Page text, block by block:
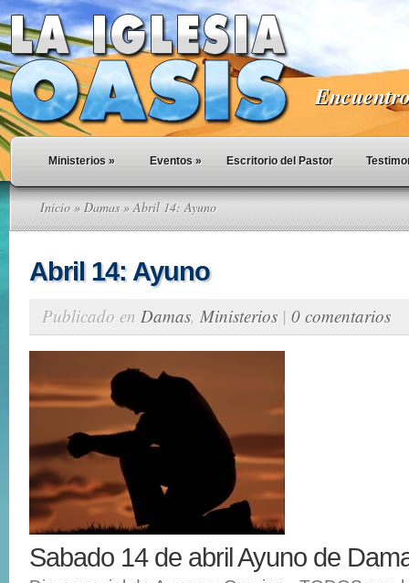
Ministerios » Eventos » Escritorio del Pastor
Inicio » Damas» Abril 14: Ayuno
Abril 14: Ayuno
Publicado en Damas, Ministerios | 0 comentarios
Sabado 14 de abril Ayuno de